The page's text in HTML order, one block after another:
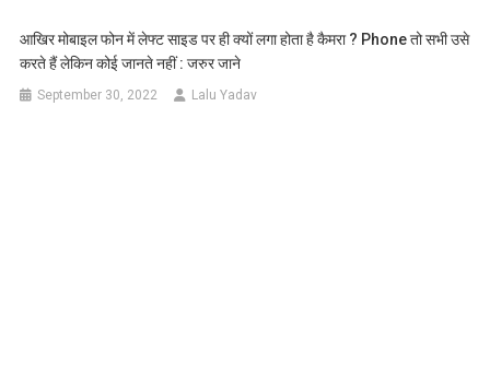
आखिर मोबाइल फोन में लेफ्ट साइड पर ही क्यों लगा होता है कैमरा ? Phone तो सभी उसे
करते हैं लेकिन कोई जानते नहीं : जरुर जाने
September 30, 2022 Lalu Yadav